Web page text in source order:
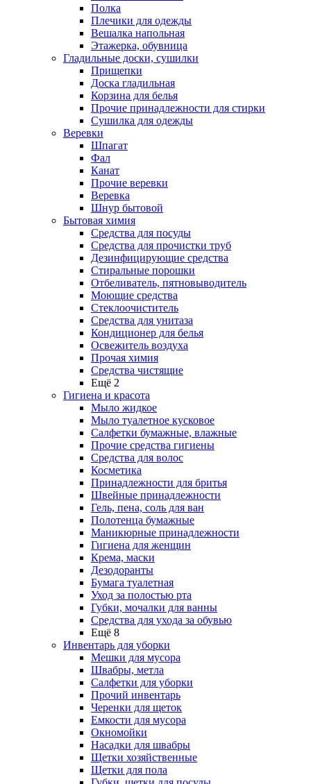
Полка
Плечики для одежды
Вешалка напольная
Этажерка, обувница
Гладильные доски, сушилки
Прищепки
Доска гладильная
Корзина для белья
Прочие принадлежности для стирки
Сушилка для одежды
Веревки
Шпагат
Фал
Канат
Прочие веревки
Веревка
Шнур бытовой
Бытовая химия
Средства для посуды
Средства для прочистки труб
Дезинфицирующие средства
Стиральные порошки
Отбеливатель, пятновыводитель
Моющие средства
Стеклоочиститель
Средства для унитаза
Кондиционер для белья
Освежитель воздуха
Прочая химия
Средства чистящие
Ещё 2
Гигиена и красота
Мыло жидкое
Мыло туалетное кусковое
Салфетки бумажные, влажные
Прочие средства гигиены
Средства для волос
Косметика
Принадлежности для бритья
Швейные принадлежности
Гель, пена, соль для ван
Полотенца бумажные
Маникюрные принадлежности
Гигиена для женщин
Крема, маски
Дезодоранты
Бумага туалетная
Уход за полостью рта
Губки, мочалки для ванны
Средства для ухода за обувью
Ещё 8
Инвентарь для уборки
Мешки для мусора
Швабры, метла
Салфетки для уборки
Прочий инвентарь
Черенки для щеток
Емкости для мусора
Окномойки
Насадки для швабры
Щетки хозяйственные
Щетки для пола